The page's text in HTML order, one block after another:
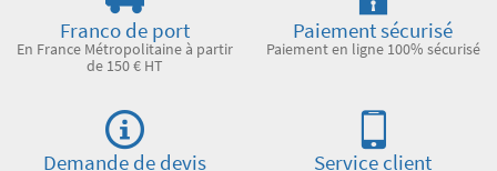
Franco de port
En France Métropolitaine à partir
de 150 € HT
Paiement sécurisé
Paiement en ligne 100% sécurisé
Demande de devis Service client